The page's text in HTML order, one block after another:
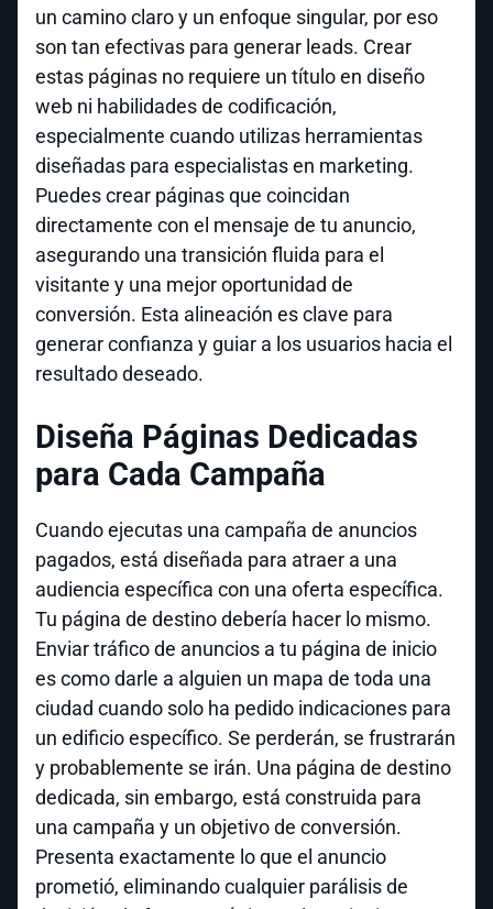
un camino claro y un enfoque singular, por eso
son tan efectivas para generar leads. Crear
estas páginas no requiere un título en diseño
web ni habilidades de codificación,
especialmente cuando utilizas herramientas
diseñadas para especialistas en marketing.
Puedes crear páginas que coincidan
directamente con el mensaje de tu anuncio,
asegurando una transición fluida para el
visitante y una mejor oportunidad de
conversión. Esta alineación es clave para
generar confianza y guiar a los usuarios hacia el
resultado deseado.
Diseña Páginas Dedicadas
para Cada Campaña
Cuando ejecutas una campaña de anuncios
pagados, está diseñada para atraer a una
audiencia específica con una oferta específica.
Tu página de destino debería hacer lo mismo.
Enviar tráfico de anuncios a tu página de inicio
es como darle a alguien un mapa de toda una
ciudad cuando solo ha pedido indicaciones para
un edificio específico. Se perderán, se frustrarán
y probablemente se irán. Una página de destino
dedicada, sin embargo, está construida para
una campaña y un objetivo de conversión.
Presenta exactamente lo que el anuncio
prometió, eliminando cualquier parálisis de